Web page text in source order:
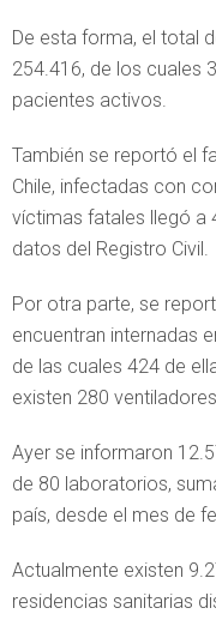
De esta forma, el total
254.416, de los cuales
pacientes activos.
También se reportó el
Chile, infectadas con
víctimas fatales llegó a
datos del Registro Civil.
Por otra parte, se
encuentran internadas
de las cuales 424 de
existen 280
Ayer se informaron
de 80 laboratorios,
país, desde el mes de
Actualmente existen
residencias sanitarias